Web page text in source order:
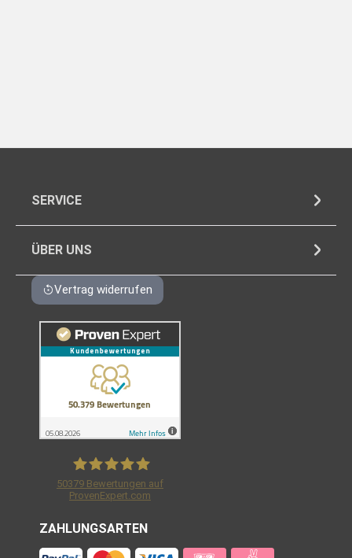
SERVICE
ÜBER UNS
Vertrag widerrufen
50379 Bewertungen auf
ProvenExpert.com
ZAHLUNGSARTEN